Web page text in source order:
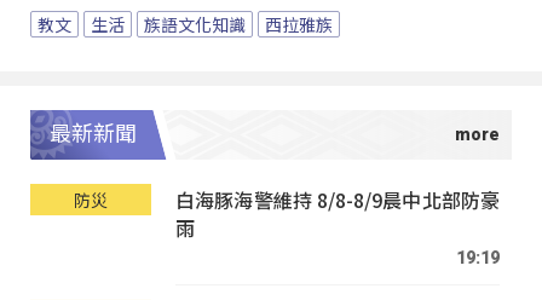
教文 生活 族語文化知識 西拉雅族
最新新聞
防災
白海豚海警維持 8/8-8/9晨中北部防豪
雨
19:19